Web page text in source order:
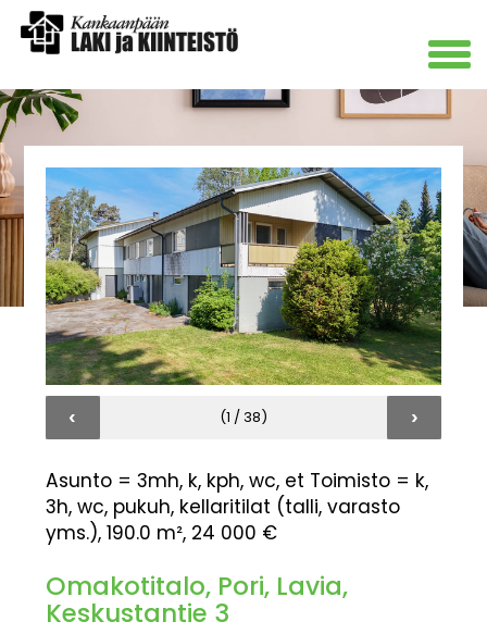
‹ (1 / 38) ›
Asunto = 3mh, k, kph, wc, et Toimisto = k,
3h, wc, pukuh, kellaritilat (talli, varasto
yms.), 190.0 m², 24 000 €
Omakotitalo, Pori, Lavia,
Keskustantie 3